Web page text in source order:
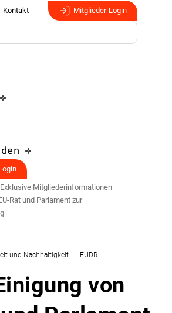
Kontakt Mitglieder-Login
Exklusive Mitgliederinformationen
Rat und Parlament zur
und Nachhaltigkeit EUDR
von